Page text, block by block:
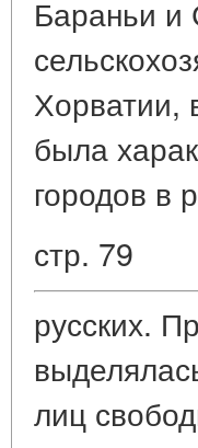
Бараньи и
Хорватии,
была
городов в
стр. 79
русских.
лиц